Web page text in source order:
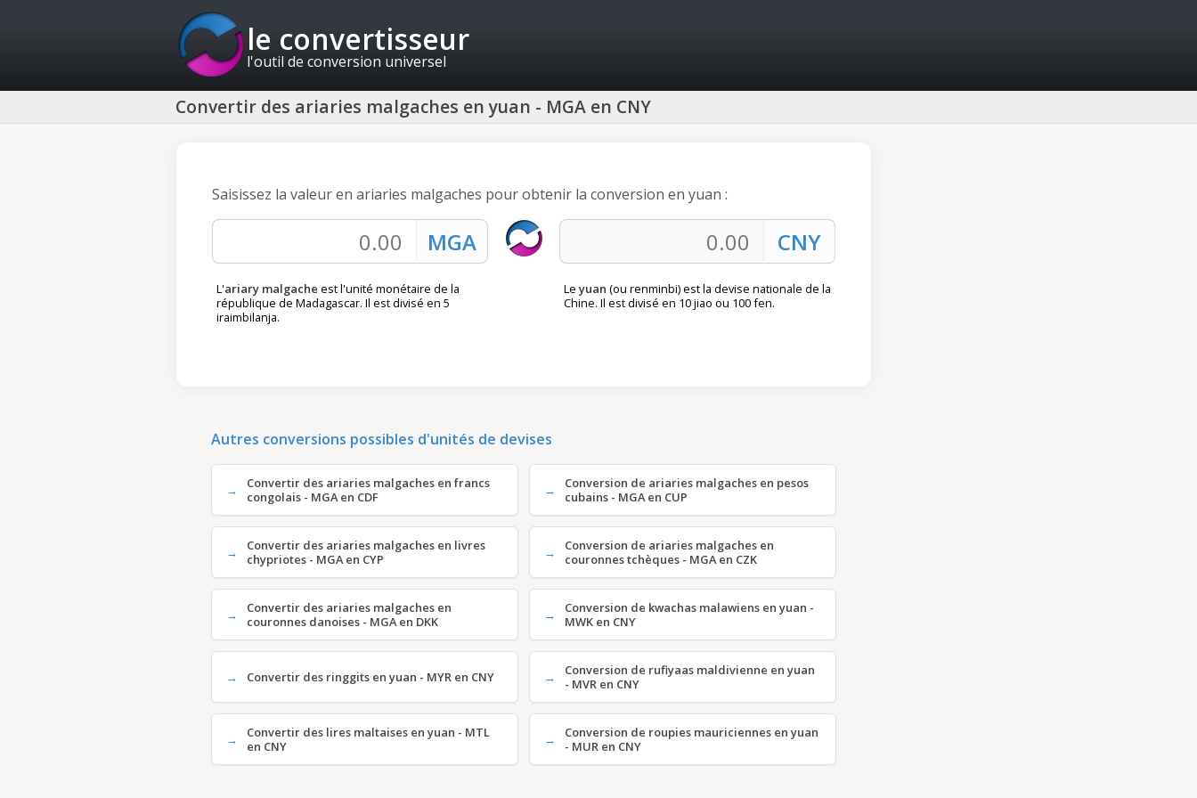
le convertisseur
l'outil de conversion universel
Convertir des ariaries malgaches en yuan - MGA en CNY
Saisissez la valeur en ariaries malgaches pour obtenir la conversion en yuan :
L'ariary malgache est l'unité monétaire de la
république de Madagascar. Il est divisé en 5
iraimbilanja.
Le yuan (ou renminbi) est la devise nationale de la
Chine. Il est divisé en 10 jiao ou 100 fen.
Autres conversions possibles d'unités de devises
Convertir des ariaries malgaches en francs
congolais - MGA en CDF
Conversion de ariaries malgaches en pesos
cubains - MGA en CUP
Convertir des ariaries malgaches en livres
chypriotes - MGA en CYP
Conversion de ariaries malgaches en
couronnes tchèques - MGA en CZK
Convertir des ariaries malgaches en
couronnes danoises - MGA en DKK
Conversion de kwachas malawiens en yuan -
MWK en CNY
Convertir des ringgits en yuan - MYR en CNY
Conversion de rufiyaas maldivienne en yuan
- MVR en CNY
Convertir des lires maltaises en yuan - MTL
en CNY
Conversion de roupies mauriciennes en yuan
- MUR en CNY